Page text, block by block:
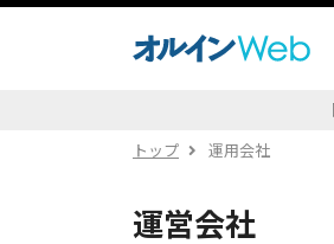
トップ 運用会社
運営会社